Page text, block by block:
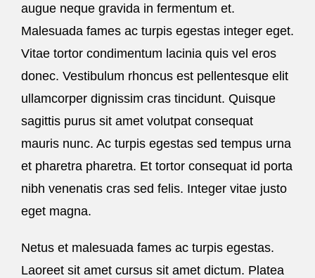
augue neque gravida in fermentum et.
Malesuada fames ac turpis egestas integer eget.
Vitae tortor condimentum lacinia quis vel eros
donec. Vestibulum rhoncus est pellentesque elit
ullamcorper dignissim cras tincidunt. Quisque
sagittis purus sit amet volutpat consequat
mauris nunc. Ac turpis egestas sed tempus urna
et pharetra pharetra. Et tortor consequat id porta
nibh venenatis cras sed felis. Integer vitae justo
eget magna.
Netus et malesuada fames ac turpis egestas.
Laoreet sit amet cursus sit amet dictum. Platea